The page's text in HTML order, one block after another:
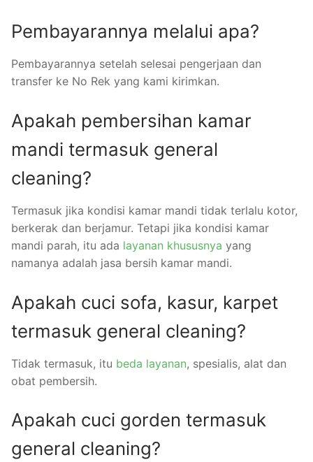
Pembayarannya melalui apa?
Pembayarannya setelah selesai pengerjaan dan
transfer ke No Rek yang kami kirimkan.
Apakah pembersihan kamar
mandi termasuk general
cleaning?
Termasuk jika kondisi kamar mandi tidak terlalu kotor,
berkerak dan berjamur. Tetapi jika kondisi kamar
mandi parah, itu ada layanan khususnya yang
namanya adalah jasa bersih kamar mandi.
Apakah cuci sofa, kasur, karpet
termasuk general cleaning?
Tidak termasuk, itu beda layanan, spesialis, alat dan
obat pembersih.
Apakah cuci gorden termasuk
general cleaning?